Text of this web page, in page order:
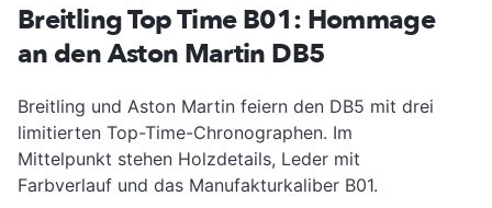
Breitling Top Time B01: Hommage
an den Aston Martin DB5
Breitling und Aston Martin feiern den DB5 mit drei
limitierten Top-Time-Chronographen. Im
Mittelpunkt stehen Holzdetails, Leder mit
Farbverlauf und das Manufakturkaliber B01.